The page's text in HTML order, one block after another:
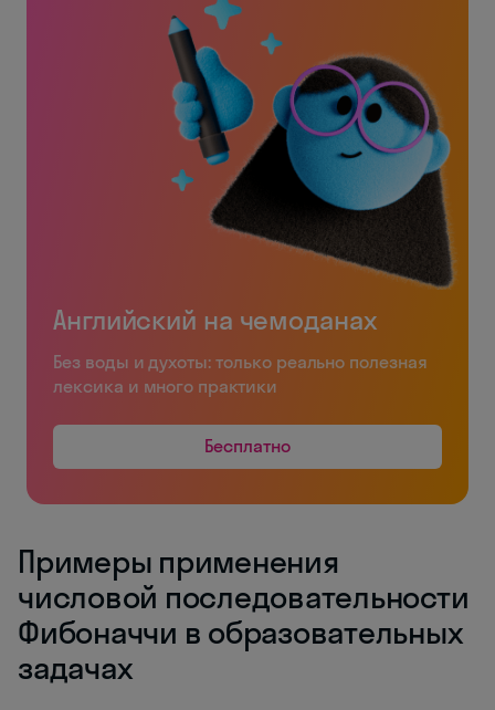
Английский на чемоданах
Без воды и духоты: только реально полезная
лексика и много практики
Бесплатно
Примеры применения
числовой последовательности
Фибоначчи в образовательных
задачах